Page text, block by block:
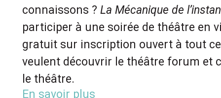
connaissons ? La Mécanique de
participer à une soirée de théâtre en
gratuit sur inscription ouvert à tout
veulent découvrir le théâtre forum et
le théâtre.
En savoir plus